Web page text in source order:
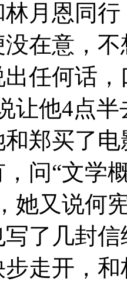
月恩同
在意，
任何话
让他4点
郑买了
问“文学
她又说何
了几封
步走开，